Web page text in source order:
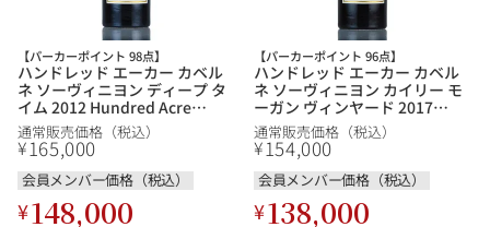
【パーカーポイント 98点】
ハンドレッド エーカー カベル
ネ ソーヴィニヨン ディープ タ
イム 2012 Hundred Acre
Cabernet Sauvignon Deep
Time アメリカ カリフォルニア
赤ワイン
通常販売価格（税込）
¥165,000
会員メンバー価格（税込）
¥148,000
【パーカーポイント 96点】
ハンドレッド エーカー カベル
ネ ソーヴィニヨン カイリー モ
ーガン ヴィンヤード 2017
Hundred Acre Cabernet
Sauvignon Kayli Morgan
Vineyard アメリカ カリフォル
ニア 赤ワイン
通常販売価格（税込）
¥154,000
会員メンバー価格（税込）
¥138,000